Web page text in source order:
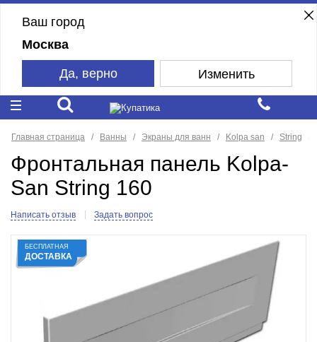
Ваш город
Москва
Да, верно Изменить
Главная страница Ванны Экраны для ванн Kolpa san String
Фронтальная панель Kolpa-
San String 160
Написать отзыв Задать вопрос
БЕСПЛАТНАЯ
ДОСТАВКА